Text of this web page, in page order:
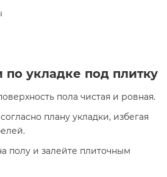
укладке под плитку
пола чистая и ровная.​
плану укладки, избегая
полу и залейте плиточным